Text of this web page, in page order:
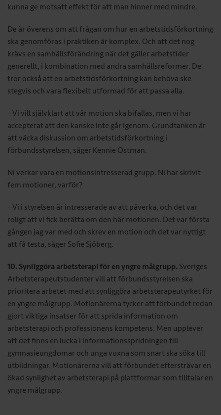
kunna ge motsatt effekt för att man hinner med mindre.
De är överens om att frågan om hur en arbetstidsförkortning
ska genomföras i praktiken är komplex. Och att det nog
krävs en samhällsförändring när det gäller arbetstider
generellt, i kombination med andra samhällsreformer. De
tror också att en arbetstidsförkortning kan behöva ske
stegvis och vara flexibelt utformad för att passa alla.
– Vi vill självklart att vår motion ska bifallas, men vi har
accepterat att den kanske inte går igenom. Grundtanken är
att väcka diskussion om arbetstidsförkortning i
förbundsstyrelsen, säger Kennie Östman.
Ni verkar vara en motionsintresserad grupp. Ni har skrivit
fem motioner, varför?
– Vi i styrelsen är intresserade av att påverka, och det var
roligt att vi fick berätta om den här motionen. Det var första
gången jag var med och skrev en motion och det var nyttigt
att få testa, säger Sofie Sjöberg.
10. Synliggöra arbetsterapi för en yngre målgrupp. Sveriges
Arbetsterapeutstudenter vill att förbundsstyrelsen ska
prioritera arbetet med att synliggöra arbetsterapeutyrket för
en yngre målgrupp. Motionärerna tycker att förbundet redan
gjort viktiga insatser för att sprida information om
arbetsterapi och professionens kompetens. Men upplever
att det finns en lucka i informationsspridningen till
gymnasieungdomar och unga vuxna som snart ska söka till
utbildningar. Motionärerna vill att förbundet eftersträvar en
ökad synlighet av arbetsterapi på plattformar som tilltalar en
yngre målgrupp.